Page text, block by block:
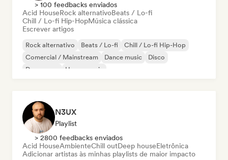
> 100 feedbacks enviados
Acid HouseRock alternativoBeats / Lo-fi
Chill / Lo-fi Hip-HopMúsica clássica
Escrever artigos
Rock alternativo Beats / Lo-fi
Chill / Lo-fi Hip-Hop
Comercial / Mainstream
Dance music
Disco
Dream pop
House music
N3UX
Playlist
> 2800 feedbacks enviados
Acid HouseAmbienteChill outDeep houseEletrônica
Adicionar artistas às minhas playlists de maior impacto